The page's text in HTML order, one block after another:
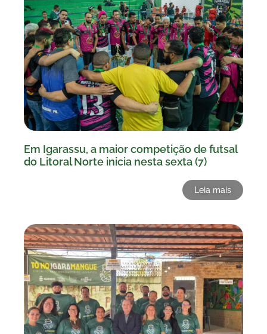
Em Igarassu, a maior competição de futsal
do Litoral Norte inicia nesta sexta (7)
Leia mais